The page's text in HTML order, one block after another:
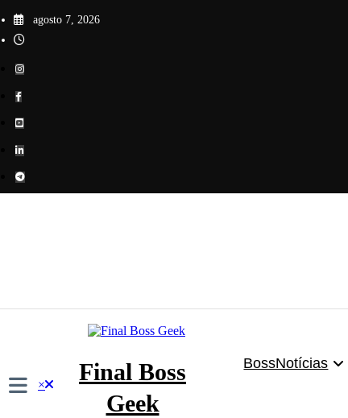
para
conteúdo
agosto 7, 2026
×
Final Boss
Geek
BossNotícias